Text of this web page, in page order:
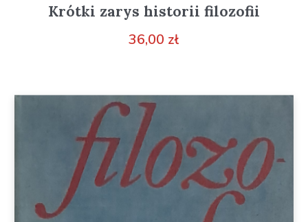
Krótki zarys historii filozofii
36,00 zł